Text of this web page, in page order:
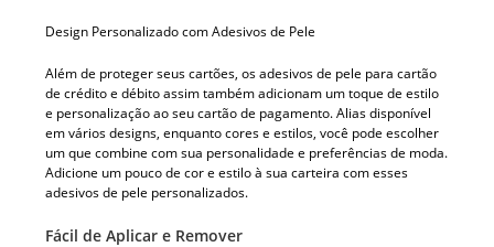
Design Personalizado com Adesivos de Pele
Além de proteger seus cartões, os adesivos de pele para cartão
de crédito e débito assim também adicionam um toque de estilo
e personalização ao seu cartão de pagamento. Alias disponível
em vários designs, enquanto cores e estilos, você pode escolher
um que combine com sua personalidade e preferências de moda.
Adicione um pouco de cor e estilo à sua carteira com esses
adesivos de pele personalizados.
Fácil de Aplicar e Remover